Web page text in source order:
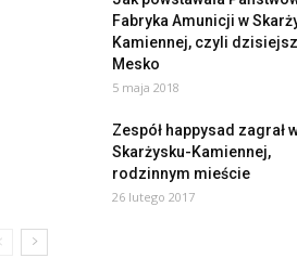
Fabryka Amunicji w
Kamiennej, czyli
Mesko
5 maja 2018
Zespół happysad zagrał
Skarżysku-Kamiennej,
rodzinnym mieście
26 lutego 2017